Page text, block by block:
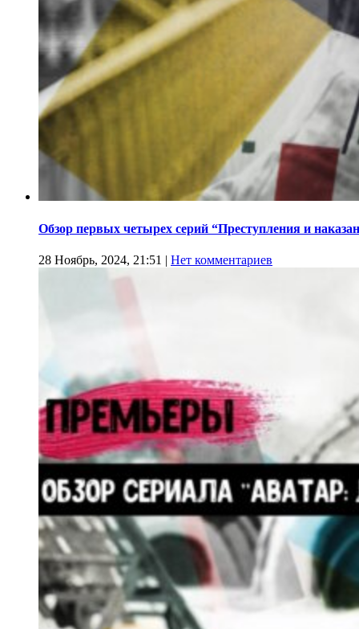
Обзор первых четырех серий “Преступления и
28 Ноябрь, 2024, 21:51 | Нет комментариев